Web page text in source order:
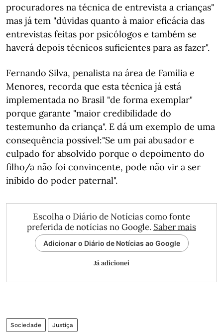
procuradores na técnica de entrevista a crianças"
mas já tem "dúvidas quanto à maior eficácia das
entrevistas feitas por psicólogos e também se
haverá depois técnicos suficientes para as fazer".
Fernando Silva, penalista na área de Família e
Menores, recorda que esta técnica já está
implementada no Brasil "de forma exemplar"
porque garante "maior credibilidade do
testemunho da criança". E dá um exemplo de uma
consequência possível:"Se um pai abusador e
culpado for absolvido porque o depoimento do
filho/a não foi convincente, pode não vir a ser
inibido do poder paternal".
Escolha o Diário de Notícias como fonte
preferida de notícias no Google. Saber mais
Adicionar o Diário de Notícias ao Google
Já adicionei
Sociedade Justiça